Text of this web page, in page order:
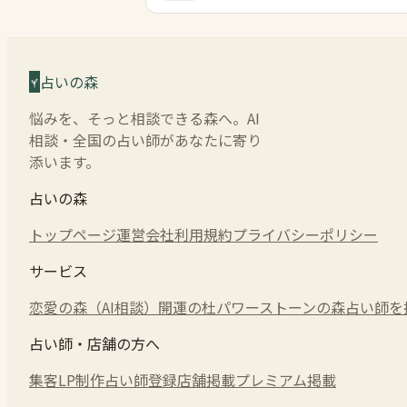
占いの森
悩みを、そっと相談できる森へ。AI
相談・全国の占い師があなたに寄り
添います。
占いの森
トップページ運営会社利用規約プライバシーポリシー
サービス
恋愛の森（AI相談） 開運の杜パワーストーンの森占い師
占い師・店舗の方へ
集客LP制作占い師登録店舗掲載プレミアム掲載